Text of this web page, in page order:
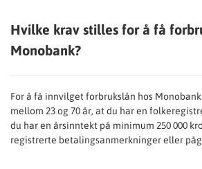
Hvilke krav stilles for å få
Monobank?
For å få innvilget forbrukslån hos
mellom 23 og 70 år, at du har en
du har en årsinntekt på minimum 250 000
registrerte betalingsanmerkninger eller